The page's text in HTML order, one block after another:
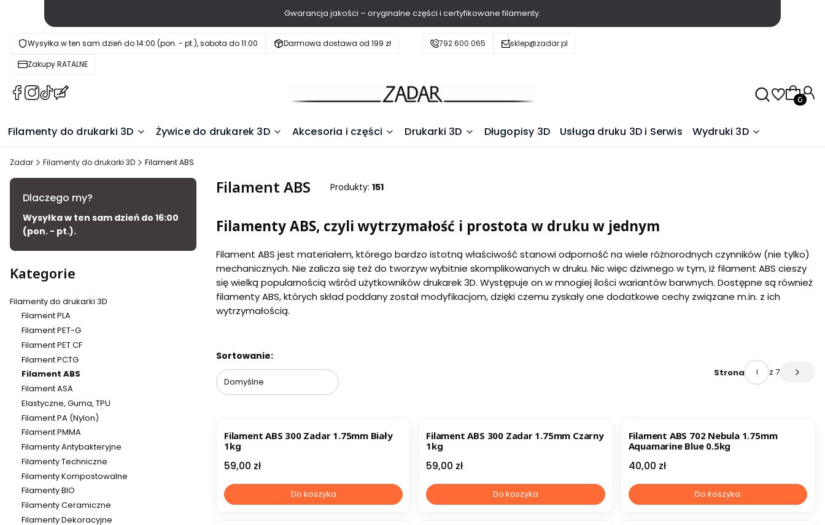
Gwarancja jakości – oryginalne części i certyfikowane filamenty.
Wysyłka w ten sam dzień do 14:00 (pon. - pt.), sobota do 11:00
Darmowa dostawa od 199 zł
Zakupy RATALNE
792 600 065 sklep@zadar.pl
(Otwiera
nowej
karcie)
(Otwiera
nowej
karcie)
(Otwiera
nowej
karcie)
(Otwiera
nowej
karcie)
Filamenty do drukarki 3D Żywice do drukarek 3D Akcesoria i części Drukarki 3D Długopisy 3D Usługa druku 3D i Serwis Wydruki 3D
Zadar Filamenty do drukarki 3D Filament ABS
Dlaczego my?
Wysyłka w ten sam dzień do 16:00
(pon. - pt.).
Kategorie
Filamenty do drukarki 3D
Filament PLA
Filament PET-G
Filament PET CF
Filament PCTG
Filament ABS
Filament ASA
Elastyczne, Guma, TPU
Filament PA (Nylon)
Filament PMMA
Filamenty Antybakteryjne
Filamenty Techniczne
Filamenty Kompostowalne
Filamenty BIO
Filamenty Ceramiczne
Filamenty Dekoracyjne
Filament ABS Produkty: 151
Filamenty ABS, czyli wytrzymałość i prostota w druku w jednym
Filament ABS jest materiałem, którego bardzo istotną właściwość stanowi odporność na wiele różnorodnych czynników (nie tylko)
mechanicznych. Nie zalicza się też do tworzyw wybitnie skomplikowanych w druku. Nic więc dziwnego w tym, iż filament ABS cieszy
się wielką popularnością wśród użytkowników drukarek 3D. Występuje on w mnogiej ilości wariantów barwnych. Dostępne są również
filamenty ABS, których skład poddany został modyfikacjom, dzięki czemu zyskały one dodatkowe cechy związane m.in. z ich
wytrzymałością.
Koniec filtrów
Lista produktów
Sortowanie:
Domyślne
Strona z 7
Filament ABS 300 Zadar 1.75mm Biały
1kg
Cena
59,00 zł
Do koszyka
Filament ABS 300 Zadar 1.75mm Czarny
1kg
Cena
59,00 zł
Do koszyka
Filament ABS 702 Nebula 1.75mm
Aquamarine Blue 0.5kg
Cena
40,00 zł
Do koszyka